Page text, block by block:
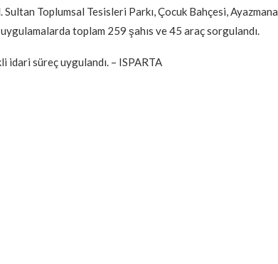
Toplumsal Tesisleri Parkı, Çocuk Bahçesi, Ayazmana
toplam 259 şahıs ve 45 araç sorgulandı.
idari süreç uygulandı. – ISPARTA